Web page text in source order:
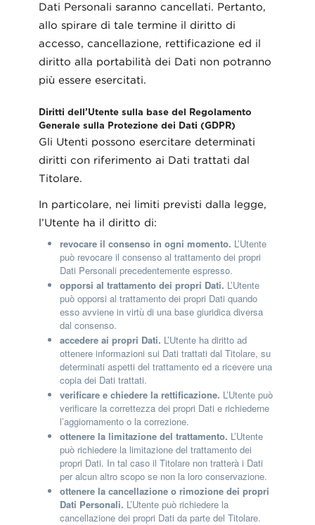
Dati Personali saranno cancellati. Pertanto,
allo spirare di tale termine il diritto di
accesso, cancellazione, rettificazione ed il
diritto alla portabilità dei Dati non potranno
più essere esercitati.
Diritti dell’Utente sulla base del Regolamento
Generale sulla Protezione dei Dati (GDPR)
Gli Utenti possono esercitare determinati
diritti con riferimento ai Dati trattati dal
Titolare.
In particolare, nei limiti previsti dalla legge,
l’Utente ha il diritto di:
revocare il consenso in ogni momento. L’Utente
può revocare il consenso al trattamento dei propri
Dati Personali precedentemente espresso.
opporsi al trattamento dei propri Dati. L’Utente
può opporsi al trattamento dei propri Dati quando
esso avviene in virtù di una base giuridica diversa
dal consenso.
accedere ai propri Dati. L’Utente ha diritto ad
ottenere informazioni sui Dati trattati dal Titolare, su
determinati aspetti del trattamento ed a ricevere una
copia dei Dati trattati.
verificare e chiedere la rettificazione. L’Utente può
verificare la correttezza dei propri Dati e richiederne
l’aggiornamento o la correzione.
ottenere la limitazione del trattamento. L’Utente
può richiedere la limitazione del trattamento dei
propri Dati. In tal caso il Titolare non tratterà i Dati
per alcun altro scopo se non la loro conservazione.
ottenere la cancellazione o rimozione dei propri
Dati Personali. L’Utente può richiedere la
cancellazione dei propri Dati da parte del Titolare.